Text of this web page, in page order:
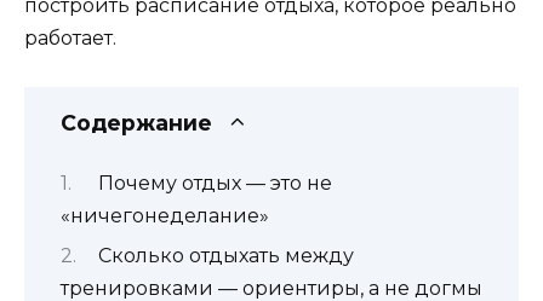
построить расписание отдыха, которое реально
работает.
Содержание
Почему отдых — это не
«ничегонеделание»
Сколько отдыхать между
тренировками — ориентиры, а не догмы